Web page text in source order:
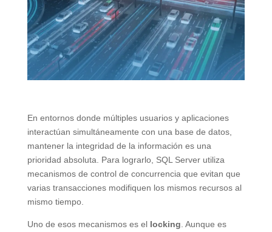
En entornos donde múltiples usuarios y aplicaciones
interactúan simultáneamente con una base de datos,
mantener la integridad de la información es una
prioridad absoluta. Para lograrlo, SQL Server utiliza
mecanismos de control de concurrencia que evitan que
varias transacciones modifiquen los mismos recursos al
mismo tiempo.
Uno de esos mecanismos es el locking . Aunque es